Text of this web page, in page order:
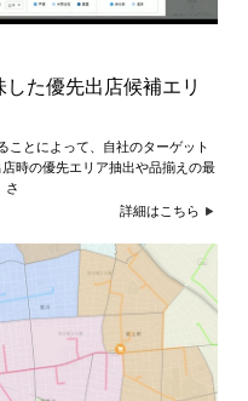
た優先出店候補エリ
ことによって、自社のターゲット
時の優先エリア抽出や品揃えの最
さ
詳細はこちら